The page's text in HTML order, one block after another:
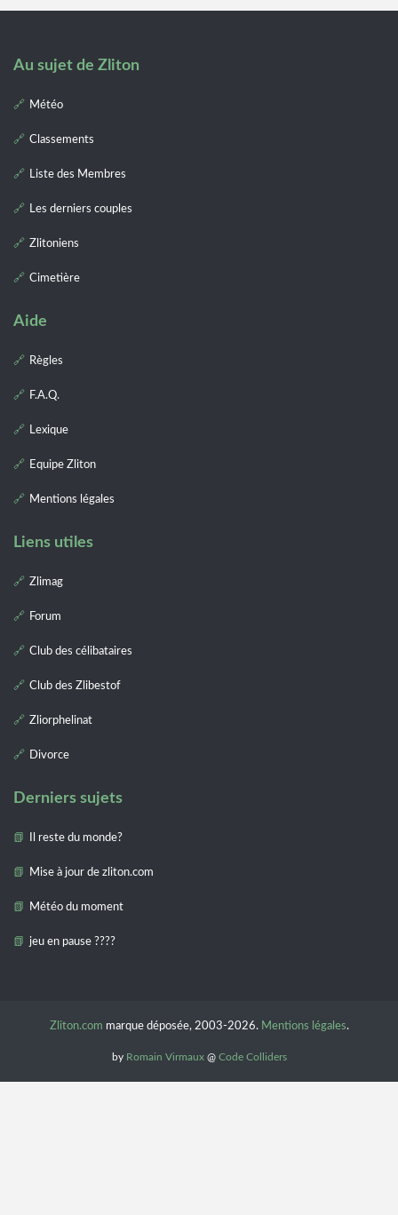
Au sujet de Zliton
Météo
Classements
Liste des Membres
Les derniers couples
Zlitoniens
Cimetière
Aide
Règles
F.A.Q.
Lexique
Equipe Zliton
Mentions légales
Liens utiles
Zlimag
Forum
Club des célibataires
Club des Zlibestof
Zliorphelinat
Divorce
Derniers sujets
Il reste du monde?
Mise à jour de zliton.com
Météo du moment
jeu en pause ????
Zliton.com marque déposée, 2003-2026. Mentions légales.
by Romain Virmaux@ Code Colliders